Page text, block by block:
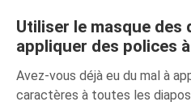
Utiliser le masque
appliquer des polices
Avez-vous déjà eu du mal à
caractères à toutes les